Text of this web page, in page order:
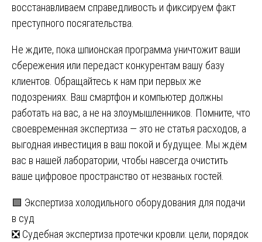
восстанавливаем справедливость и фиксируем факт
преступного посягательства.
Не ждите, пока шпионская программа уничтожит ваши
сбережения или передаст конкурентам вашу базу
клиентов. Обращайтесь к нам при первых же
подозрениях. Ваш смартфон и компьютер должны
работать на вас, а не на злоумышленников. Помните, что
своевременная экспертиза — это не статья расходов, а
выгодная инвестиция в ваш покой и будущее. Мы ждём
вас в нашей лаборатории, чтобы навсегда очистить
ваше цифровое пространство от незваных гостей.
Навигация
по
🟩 Экспертиза холодильного оборудования для подачи
в суд
❎ Судебная экспертиза протечки кровли: цели, порядок